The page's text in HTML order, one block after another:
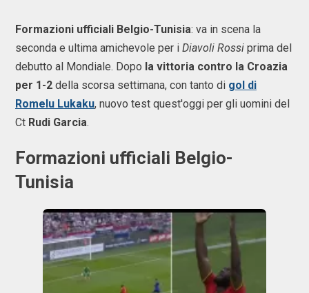
Formazioni ufficiali Belgio-Tunisia: va in scena la
seconda e ultima amichevole per i Diavoli Rossi prima del
debutto al Mondiale. Dopo la vittoria contro la Croazia
per 1-2 della scorsa settimana, con tanto di gol di
Romelu Lukaku, nuovo test quest'oggi per gli uomini del
Ct Rudi Garcia.
Formazioni ufficiali Belgio-
Tunisia